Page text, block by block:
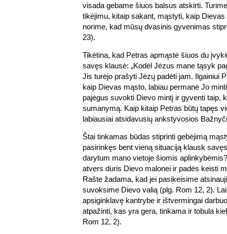
visada gebame šiuos balsus atskirti.
tikėjimu, kitaip sakant, mąstyti, kaip
norime, kad mūsų dvasinis gyvenimas
23).
Tikėtina, kad Petras apmąstė šiuos du
savęs klausė: „Kodėl Jėzus mane tąsyk
Jis turėjo prašyti Jėzų padėti jam. Ilgainiui
kaip Dievas mąsto, labiau permanė Jo
pajėgus suvokti Dievo mintį ir gyventi taip,
sumanymą. Kaip kitaip Petras būtų tapęs
labiausiai atsidavusių ankstyvosios
Štai tinkamas būdas stiprinti gebėjimą
pasirinkęs bent vieną situaciją klausk
darytum mano vietoje šiomis
atvers duris Dievo malonei ir padės keisti
Rašte žadama, kad jei pasikeisime
suvoksime Dievo valią (plg. Rom 12, 2).
apsiginklavę kantrybe ir ištvermingai
atpažinti, kas yra gera, tinkama ir tobula
Rom 12, 2).